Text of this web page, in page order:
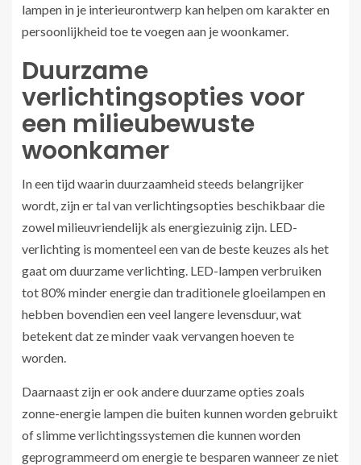
lampen in je interieurontwerp kan helpen om karakter en
persoonlijkheid toe te voegen aan je woonkamer.
Duurzame
verlichtingsopties voor
een milieubewuste
woonkamer
In een tijd waarin duurzaamheid steeds belangrijker
wordt, zijn er tal van verlichtingsopties beschikbaar die
zowel milieuvriendelijk als energiezuinig zijn. LED-
verlichting is momenteel een van de beste keuzes als het
gaat om duurzame verlichting. LED-lampen verbruiken
tot 80% minder energie dan traditionele gloeilampen en
hebben bovendien een veel langere levensduur, wat
betekent dat ze minder vaak vervangen hoeven te
worden.
Daarnaast zijn er ook andere duurzame opties zoals
zonne-energie lampen die buiten kunnen worden gebruikt
of slimme verlichtingssystemen die kunnen worden
geprogrammeerd om energie te besparen wanneer ze niet